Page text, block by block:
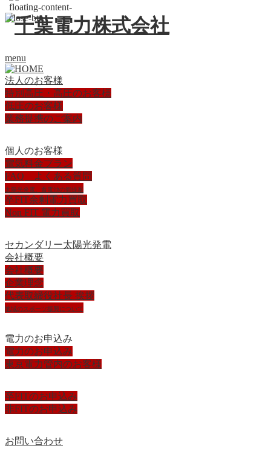
menu
法人のお客様
特別高圧・高圧のお客様
低圧のお客様
業務提携のご案内
個人のお客様
電気料金プラン
FAQ よくある質問
太陽光発電、蓄電池の御提案
卒FIT余剰電力買取
Non FIT 電力買取
セカンダリー太陽光発電
会社概要
会社概要
企業理念
代表取締役社長 挨拶
地域のスポーツ振興について
電力のお申込み
電力のお申込み
東京電力管内のお客様
卒FITのお申込み
非FITのお申込み
お問い合わせ